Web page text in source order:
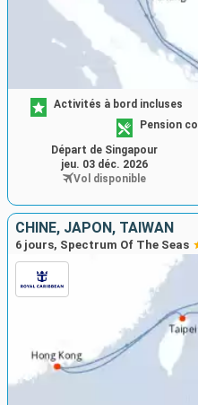
Activités à bord incluses
Pension
Départ de Singapour
jeu. 03 déc. 2026
Vol disponible
CHINE, JAPON, TAÏWAN
6 jours, Spectrum Of The Seas